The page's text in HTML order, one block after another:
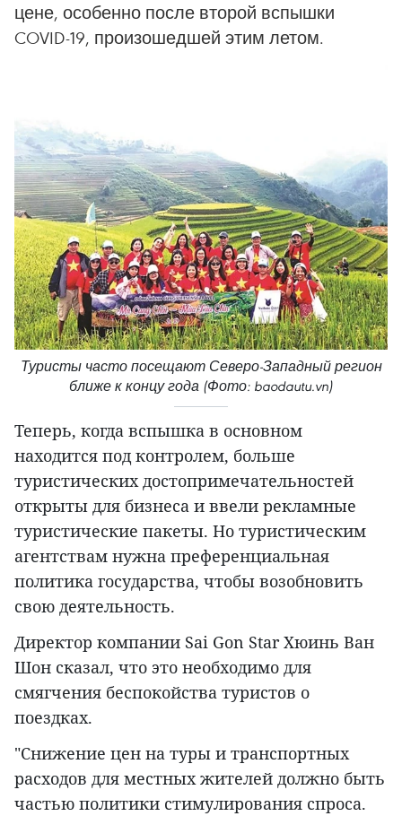
цене, особенно после второй вспышки
COVID-19, произошедшей этим летом.
Туристы часто посещают Северо-Западный регион
ближе к концу года (Фото: baodautu.vn)
Теперь, когда вспышка в основном
находится под контролем, больше
туристических достопримечательностей
открыты для бизнеса и ввели рекламные
туристические пакеты. Но туристическим
агентствам нужна преференциальная
политика государства, чтобы возобновить
свою деятельность.
Директор компании Sai Gon Star Хюинь Ван
Шон сказал, что это необходимо для
смягчения беспокойства туристов о
поездках.
"Снижение цен на туры и транспортных
расходов для местных жителей должно быть
частью политики стимулирования спроса.